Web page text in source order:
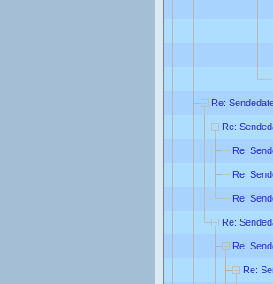
Re:
Re:
Re:
Re:
Re:
Re:
Re:
Re: